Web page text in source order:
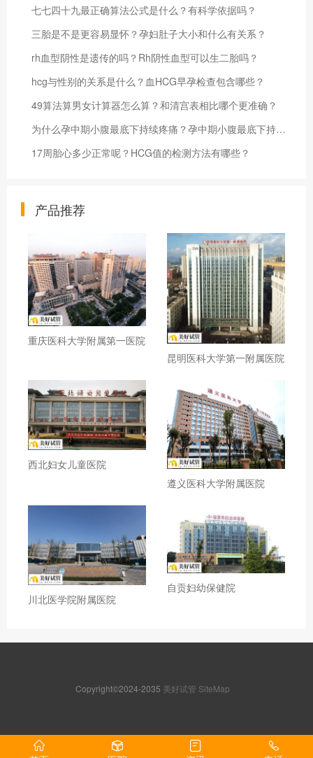
七七四十九最正确算法公式是什么？有科学依据吗？
三胎是不是更容易显怀？孕妇肚子大小和什么有关系？
rh血型阴性是遗传的吗？Rh阴性血型可以生二胎吗？
hcg与性别的关系是什么？血HCG早孕检查包含哪些？
49算法算男女计算器怎么算？和清宫表相比哪个更准确？
为什么孕中期小腹最底下持续疼痛？孕中期小腹最底下持续疼痛怎么办？
17周胎心多少正常呢？HCG值的检测方法有哪些？
产品推荐
重庆医科大学附属第一医院
昆明医科大学第一附属医院
西北妇女儿童医院
遵义医科大学附属医院
川北医学院附属医院
自贡妇幼保健院
Copyright©2024-2035 美好试管 SiteMap